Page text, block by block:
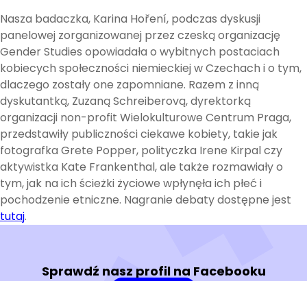
Nasza badaczka, Karina Hoření, podczas dyskusji
panelowej zorganizowanej przez czeską organizację
Gender Studies opowiadała o wybitnych postaciach
kobiecych społeczności niemieckiej w Czechach i o tym,
dlaczego zostały one zapomniane. Razem z inną
dyskutantką, Zuzaną Schreiberovą, dyrektorką
organizacji non-profit Wielokulturowe Centrum Praga,
przedstawiły publiczności ciekawe kobiety, takie jak
fotografka Grete Popper, polityczka Irene Kirpal czy
aktywistka Kate Frankenthal, ale także rozmawiały o
tym, jak na ich ścieżki życiowe wpłynęła ich płeć i
pochodzenie etniczne. Nagranie debaty dostępne jest
tutaj.
Sprawdź nasz profil na Facebooku